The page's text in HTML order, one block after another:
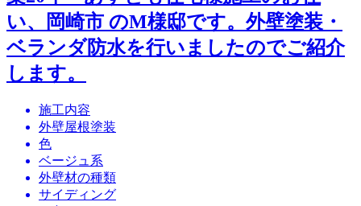
い、岡崎市 のM様邸です。外壁塗装・
ベランダ防水を行いましたのでご紹介
します。
施工内容
外壁屋根塗装
色
ベージュ系
外壁材の種類
サイディング